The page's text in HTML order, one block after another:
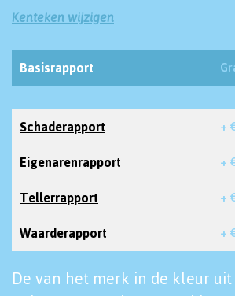
Kenteken wijzigen
Basisrapport
Schaderapport +
Eigenarenrapport +
Tellerrapport +
Waarderapport +
De van het merk in de kleur